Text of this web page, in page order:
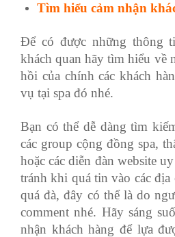
Tìm hiểu cảm nhận
Để có được những thông
khách quan hãy tìm hiểu về
hồi của chính các khách
vụ tại spa đó nhé.
Bạn có thể dễ dàng tìm
các group cộng đồng spa,
hoặc các diễn đàn website
tránh khi quá tin vào các
quá đà, đây có thể là do
comment nhé. Hãy sáng
nhận khách hàng để lựa